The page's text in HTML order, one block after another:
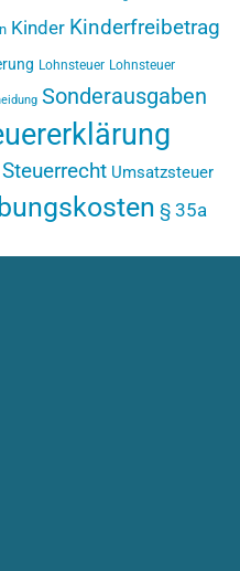
Kinder Kinderfreibetrag
Lohnsteuer Lohnsteuer
Sonderausgaben
Steuerrecht Umsatzsteuer
§ 35a